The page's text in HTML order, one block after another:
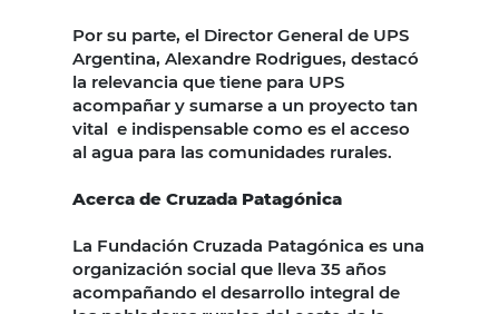
Por su parte, el Director General de UPS
Argentina, Alexandre Rodrigues, destacó
la relevancia que tiene para UPS
acompañar y sumarse a un proyecto tan
vital e indispensable como es el acceso
al agua para las comunidades rurales.
Acerca de Cruzada Patagónica
La Fundación Cruzada Patagónica es una
organización social que lleva 35 años
acompañando el desarrollo integral de